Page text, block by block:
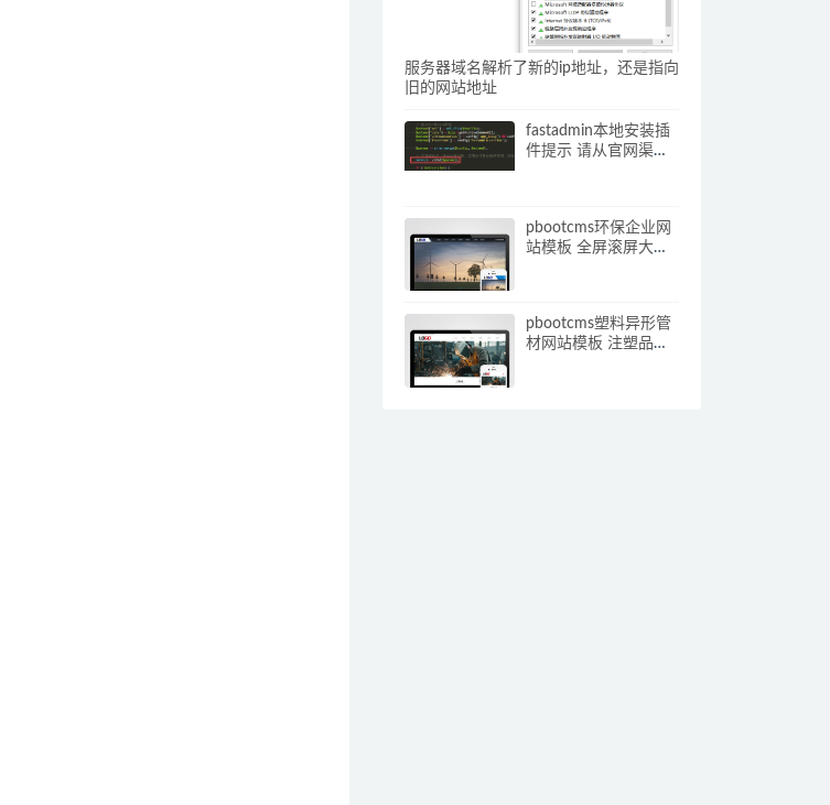
服务器域名解析了新的ip地址，还是指向
旧的网站地址
fastadmin本地安装插
件提示 请从官网渠道
pbootcms环保企业网
站模板 全屏滚屏大气
pbootcms塑料异形管
材网站模板 注塑品网